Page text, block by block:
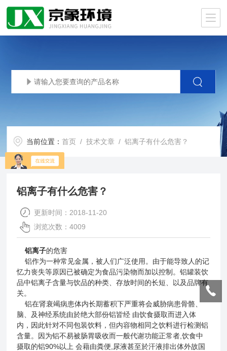
当前位置：首页 /技术文章 / 铝离子有什么危害？
铝离子有什么危害？
更新时间：2018-11-20
浏览次数：4009
铝离子的危害
铝作为一种常见金属，被人们广泛使用。由于能导致人的记
忆力丧失等原因已被确定为食品污染物而加以控制。铝罐装饮
品中铝离子含量与饮品的种类、存放时间的长短、以及品牌有
关。
铝在肾衰竭病患体内长期蓄积下严重将会威胁病患骨骼、
脑、及神经系统由於绝大部份铝皆经 由饮食摄取而进入体
内，因此针对不同包装饮料，但内容物相同之饮料进行检测铝
含量。因为铝不易被肠胃吸收而一般代谢功能正常者,饮食中
摄取的铝90%以上 会藉由粪便,尿液甚至於汗液排出体外故国